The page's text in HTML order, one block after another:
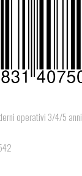
operativi 3/4/5 anni